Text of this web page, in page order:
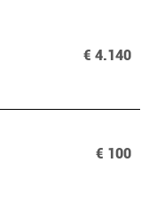
€ 4.140
€ 100